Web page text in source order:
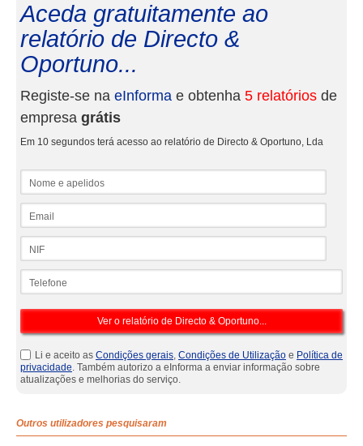
Aceda gratuitamente ao
relatório de Directo &
Oportuno...
Registe-se na eInforma e obtenha 5 relatórios de
empresa grátis
Em 10 segundos terá acesso ao relatório de Directo & Oportuno, Lda
Li e aceito as Condições gerais, Condições de Utilização e Política de
privacidade. Também autorizo a eInforma a enviar informação sobre
atualizações e melhorias do serviço.
Outros utilizadores pesquisaram